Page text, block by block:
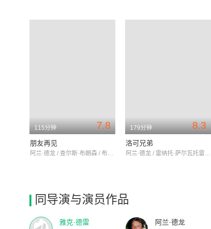
7.8
115分钟
朋友再见
阿兰·德龙 / 查尔斯·布朗森 / 布丽吉特·佛西
8.3
179分钟
洛可兄弟
阿兰·德龙 / 雷纳托·萨尔瓦托雷 / 安妮·吉拉尔多
同导演与演员作品
雅克·德雷 阿兰·德龙